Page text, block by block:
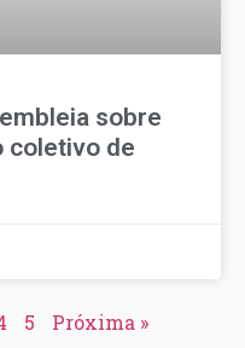
sobre
coletivo de
5 Próxima »